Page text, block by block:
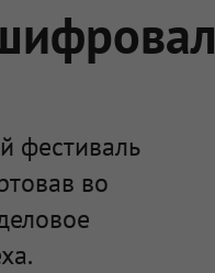
фестиваль
во